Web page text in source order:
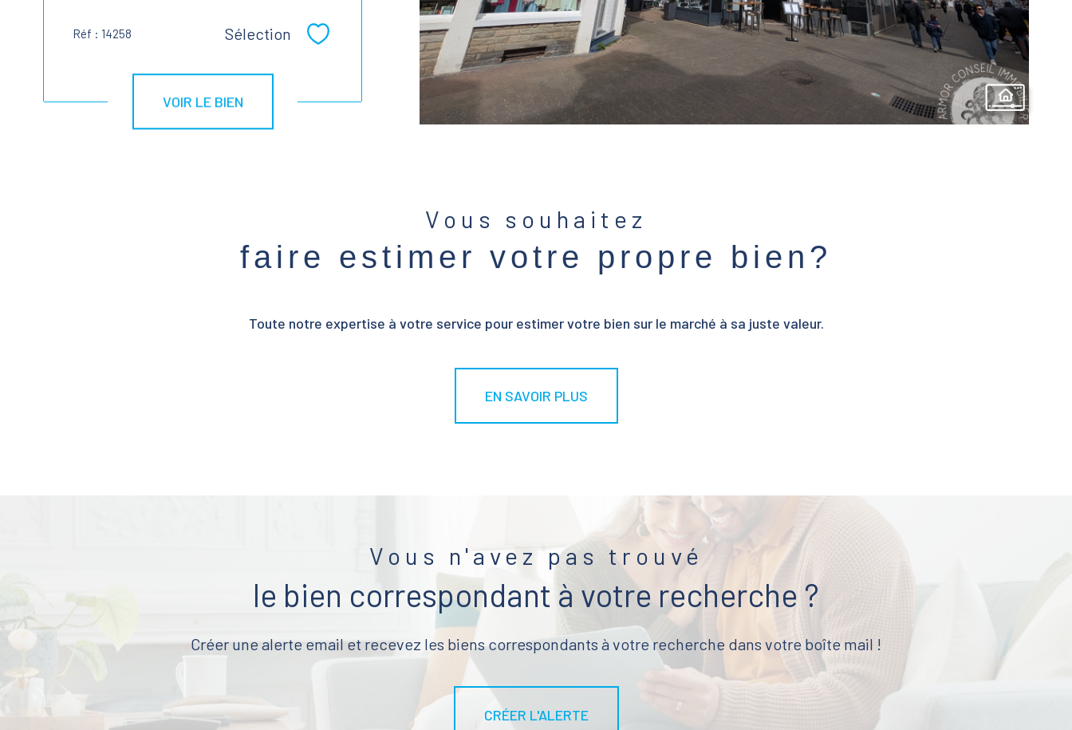
Réf : 14258 Sélection Sélectionner
VOIR LE BIEN
Vous souhaitez
faire estimer votre propre bien?
Toute notre expertise à votre service pour estimer votre bien sur le marché à sa juste valeur.
EN SAVOIR PLUS
Vous n'avez pas trouvé
le bien correspondant à votre recherche ?
Créer une alerte email et recevez les biens correspondants à votre recherche dans votre boîte mail !
CRÉER L'ALERTE